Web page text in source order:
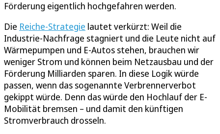
Förderung eigentlich hochgefahren werden.
Die Reiche-Strategie lautet verkürzt: Weil die
Industrie-Nachfrage stagniert und die Leute nicht auf
Wärmepumpen und E-Autos stehen, brauchen wir
weniger Strom und können beim Netzausbau und der
Förderung Milliarden sparen. In diese Logik würde
passen, wenn das sogenannte Verbrennerverbot
gekippt würde. Denn das würde den Hochlauf der E-
Mobilität bremsen – und damit den künftigen
Stromverbrauch drosseln.